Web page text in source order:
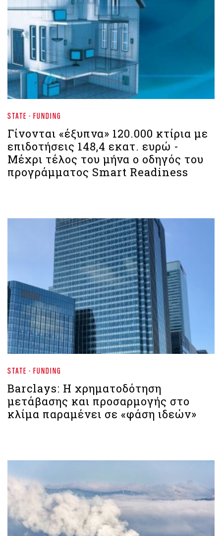
STATE - FUNDING
Γίνονται «έξυπνα» 120.000 κτίρια με
επιδοτήσεις 148,4 εκατ. ευρώ - ​​​​​​​
Μέχρι τέλος του μήνα ο οδηγός του
προγράμματος Smart Readiness
STATE - FUNDING
Barclays: Η χρηματοδότηση
μετάβασης και προσαρμογής στο
κλίμα παραμένει σε «φάση ιδεών»